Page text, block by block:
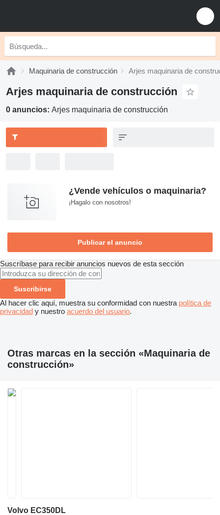
Maquinaria de construcción Arjes maquinaria de
Arjes maquinaria de construcción
0 anuncios: Arjes maquinaria de construcción
¿Vende vehículos o maquinaria?
¡Hagalo con nosotros!
Publicar el anuncio
Suscríbase para recibir anuncios nuevos de esta sección
Suscribirse
Al hacer clic aquí, muestra su conformidad con nuestra política de
privacidad y nuestro acuerdo del usuario.
Otras marcas en la sección «Maquinaria de
construcción»
Volvo EC350DL